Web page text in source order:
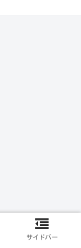
サイドバー